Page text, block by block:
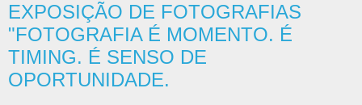
EXPOSIÇÃO DE FOTOGRAFIAS
"FOTOGRAFIA É MOMENTO. É
TIMING. É SENSO DE
OPORTUNIDADE.